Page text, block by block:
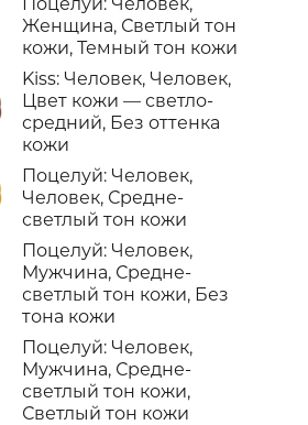
Женщина, Светлый тон
кожи, Темный тон кожи
Kiss: Человек, Человек,
Цвет кожи — светло-
средний, Без оттенка
кожи
Поцелуй: Человек,
Человек, Средне-
светлый тон кожи
Поцелуй: Человек,
Мужчина, Средне-
светлый тон кожи, Без
тона кожи
Поцелуй: Человек,
Мужчина, Средне-
светлый тон кожи,
Светлый тон кожи